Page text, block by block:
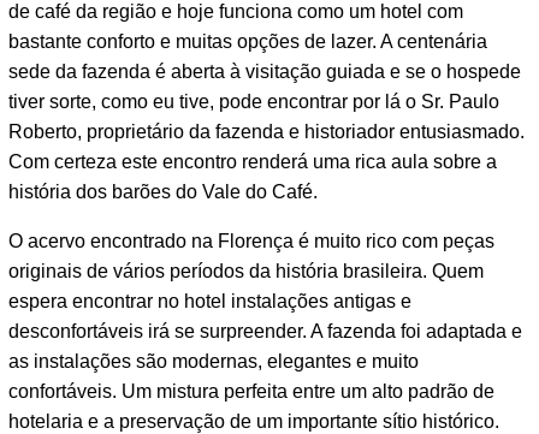
de café da região e hoje funciona como um hotel com
bastante conforto e muitas opções de lazer. A centenária
sede da fazenda é aberta à visitação guiada e se o hospede
tiver sorte, como eu tive, pode encontrar por lá o Sr. Paulo
Roberto, proprietário da fazenda e historiador entusiasmado.
Com certeza este encontro renderá uma rica aula sobre a
história dos barões do Vale do Café.
O acervo encontrado na Florença é muito rico com peças
originais de vários períodos da história brasileira. Quem
espera encontrar no hotel instalações antigas e
desconfortáveis irá se surpreender. A fazenda foi adaptada e
as instalações são modernas, elegantes e muito
confortáveis. Um mistura perfeita entre um alto padrão de
hotelaria e a preservação de um importante sítio histórico.